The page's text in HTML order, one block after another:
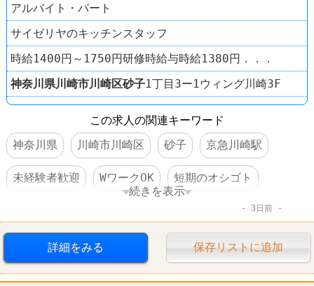
アルバイト・パート
サイゼリヤのキッチンスタッフ
時給1400円～1750円研修時給与時給1380円．．．
神奈川県川崎市川崎区砂子1丁目3ー1ウィング川崎3F
この求人の関連キーワード
神奈川県
川崎市川崎区 砂子 京急川崎駅
未経験者歓迎 WワークOK 短期のオシゴト
週3～4日からOK 短時間でもＯＫ 交通費支給
昇給あり 食事補助あり 制服あり
続きを表示
3日前
詳細をみる 保存リストに追加